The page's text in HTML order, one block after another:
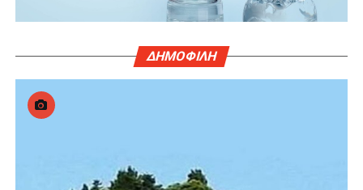
ΔΗΜΟΦΙΛΗ